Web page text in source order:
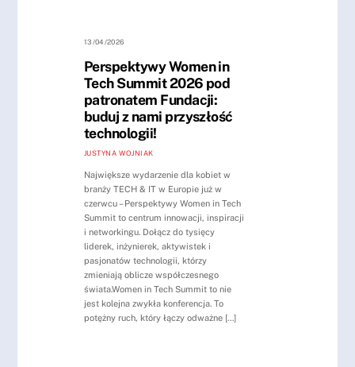
13/04/2026
Perspektywy Women in
Tech Summit 2026 pod
patronatem Fundacji:
buduj z nami przyszłość
technologii!
JUSTYNA WOJNIAK
Największe wydarzenie dla kobiet w
branży TECH & IT w Europie już w
czerwcu – Perspektywy Women in Tech
Summit to centrum innowacji, inspiracji
i networkingu. Dołącz do tysięcy
liderek, inżynierek, aktywistek i
pasjonatów technologii, którzy
zmieniają oblicze współczesnego
świata.Women in Tech Summit to nie
jest kolejna zwykła konferencja. To
potężny ruch, który łączy odważne […]